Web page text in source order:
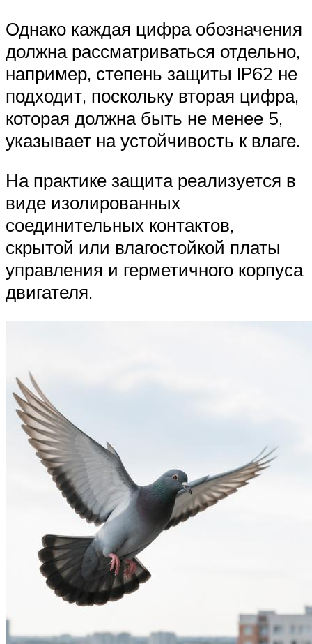
Однако каждая цифра обозначения
должна рассматриваться отдельно,
например, степень защиты IP62 не
подходит, поскольку вторая цифра,
которая должна быть не менее 5,
указывает на устойчивость к влаге.
На практике защита реализуется в
виде изолированных
соединительных контактов,
скрытой или влагостойкой платы
управления и герметичного корпуса
двигателя.